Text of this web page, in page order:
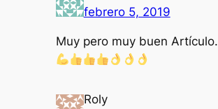
febrero 5, 2019
Muy pero muy buen Artículo.
Roly